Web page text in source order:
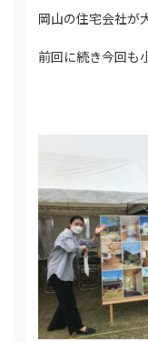
岡山の住宅会社が
前回に続き今回も